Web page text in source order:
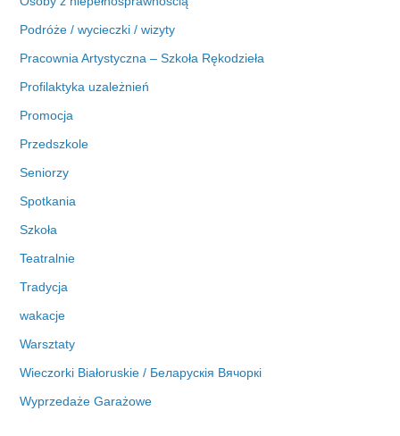
Podróże / wycieczki / wizyty
Pracownia Artystyczna – Szkoła Rękodzieła
Profilaktyka uzależnień
Promocja
Przedszkole
Seniorzy
Spotkania
Szkoła
Teatralnie
Tradycja
wakacje
Warsztaty
Wieczorki Białoruskie / Беларускія Вячоркі
Wyprzedaże Garażowe